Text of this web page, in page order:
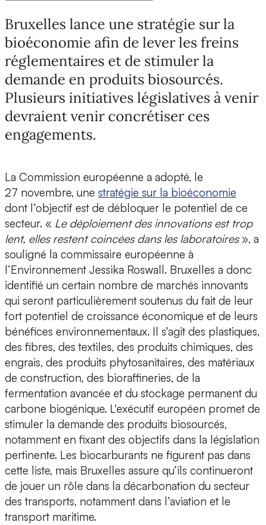
Bruxelles lance une stratégie sur la
bioéconomie afin de lever les freins
réglementaires et de stimuler la
demande en produits biosourcés.
Plusieurs initiatives législatives à venir
devraient venir concrétiser ces
engagements.
La Commission européenne a adopté, le
27 novembre, une stratégie sur la bioéconomie
dont l’objectif est de débloquer le potentiel de ce
secteur. « Le déploiement des innovations est trop
lent, elles restent coincées dans les laboratoires», a
souligné la commissaire européenne à
l’Environnement Jessika Roswall. Bruxelles a donc
identifié un certain nombre de marchés innovants
qui seront particulièrement soutenus du fait de leur
fort potentiel de croissance économique et de leurs
bénéfices environnementaux. Il s’agit des plastiques,
des fibres, des textiles, des produits chimiques, des
engrais, des produits phytosanitaires, des matériaux
de construction, des bioraffineries, de la
fermentation avancée et du stockage permanent du
carbone biogénique. L'exécutif européen promet de
stimuler la demande des produits biosourcés,
notamment en fixant des objectifs dans la législation
pertinente. Les biocarburants ne figurent pas dans
cette liste, mais Bruxelles assure qu’ils continueront
de jouer un rôle dans la décarbonation du secteur
des transports, notamment dans l’aviation et le
transport maritime.